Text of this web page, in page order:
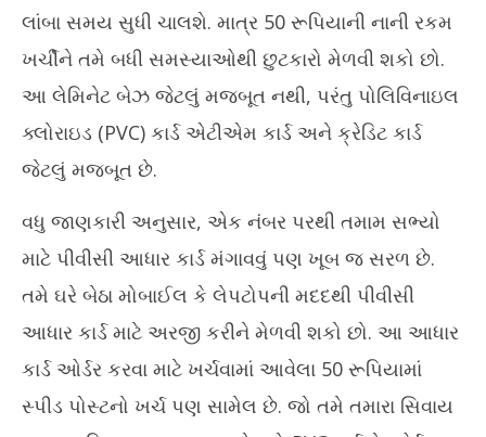
લાંબા સમય સુધી ચાલશે. માત્ર 50 રૂપિયાની નાની રકમ
ખર્ચીને તમે બધી સમસ્યાઓથી છુટકારો મેળવી શકો છો.
આ લેમિનેટ બેઝ જેટલું મજબૂત નથી, પરંતુ પોલિવિનાઇલ
ક્લોરાઇડ (PVC) કાર્ડ એટીએમ કાર્ડ અને ક્રેડિટ કાર્ડ
જેટલું મજબૂત છે.
વધુ જાણકારી અનુસાર, એક નંબર પરથી તમામ સભ્યો
માટે પીવીસી આધાર કાર્ડ મંગાવવું પણ ખૂબ જ સરળ છે.
તમે ઘરે બેઠા મોબાઈલ કે લેપટોપની મદદથી પીવીસી
આધાર કાર્ડ માટે અરજી કરીને મેળવી શકો છો. આ આધાર
કાર્ડ ઓર્ડર કરવા માટે ખર્ચવામાં આવેલા 50 રૂપિયામાં
સ્પીડ પોસ્ટનો ખર્ચ પણ સામેલ છે. જો તમે તમારા સિવાય